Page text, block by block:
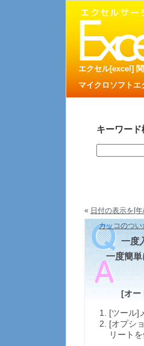
エクセル[excel]
マイクロソフト
キーワード
« 日付の表示を[
カッコのつ
一度
一度簡
[オー
[ツール]
[オプシ
リート